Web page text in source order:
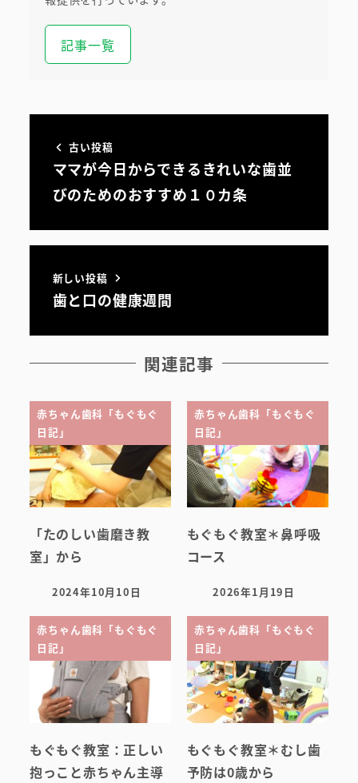
初めての方へ
医院案内・アクセス
院内ツアー
無料託児ルーム
スタッフ紹介
記事一覧
古い投稿
ママが今日からできるきれいな歯並
びのためのおすすめ１０カ条
新しい投稿
歯と口の健康週間
関連記事
赤ちゃん歯科「もぐもぐ
日記」
「たのしい歯磨き教
室」から
投稿日
2024年10月10日
赤ちゃん歯科「もぐもぐ
日記」
もぐもぐ教室＊鼻呼吸
コース
投稿日
2026年1月19日
赤ちゃん歯科「もぐもぐ
日記」
もぐもぐ教室：正しい
抱っこと赤ちゃん主導
赤ちゃん歯科「もぐもぐ
日記」
もぐもぐ教室＊むし歯
予防は0歳から